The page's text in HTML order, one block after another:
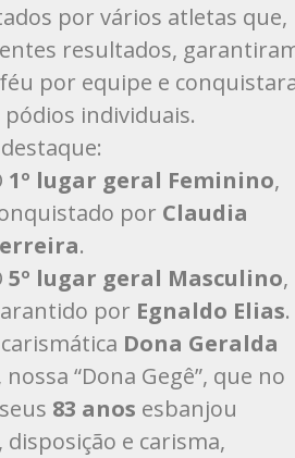
por vários atletas que,
resultados,
por equipe e
individuais.
1º lugar geral Feminino,
por Claudia
.
5º lugar geral Masculino,
por Egnaldo Elias.
Dona Geralda
nossa “Dona Gegê”, que no
83 anos esbanjou
disposição e carisma,